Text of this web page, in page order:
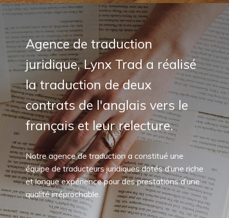
Agence de traduction
juridique, Lynx Trad a réalisé
la traduction de deux
contrats de l'anglais vers le
français et leur relecture.
Notre agence de traduction a constitué une
équipe de traducteurs juridiques dotés d’une riche
et longue expérience pour des prestations d’une
qualité irréprochable.